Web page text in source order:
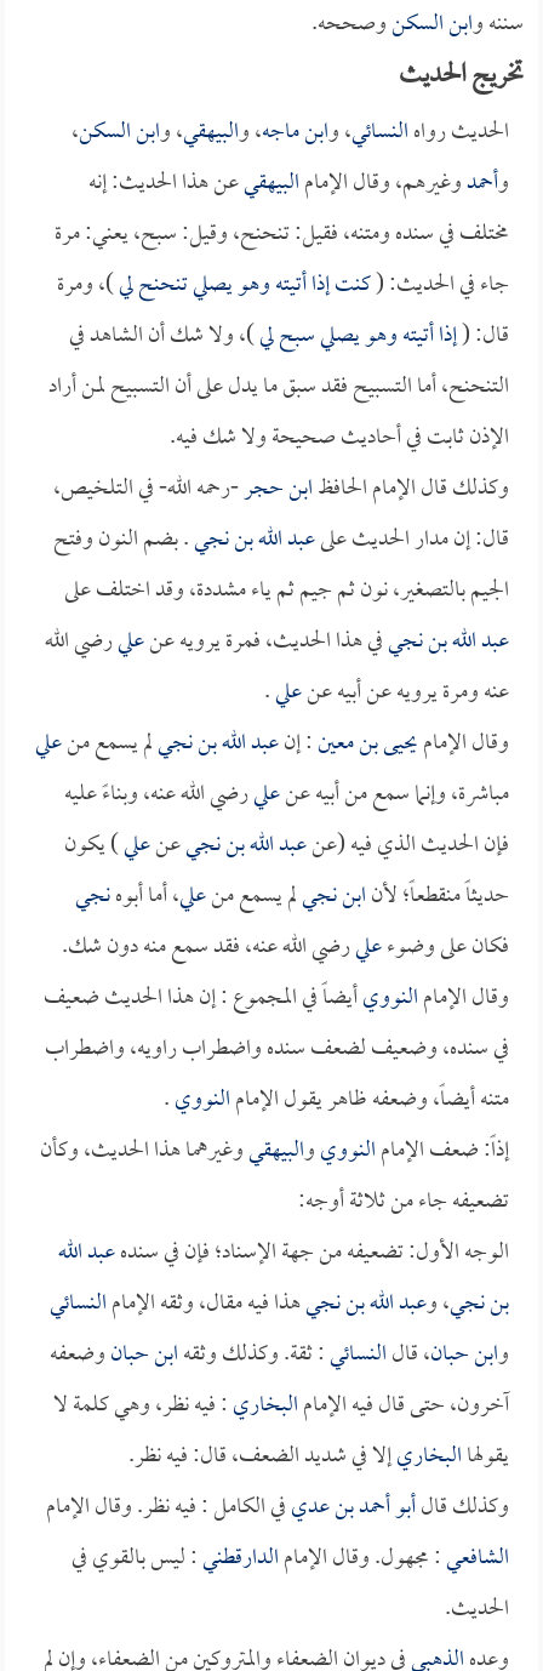
سننه وابن السكنوصححه.
تخريج الحديث
الحديث رواهالنسائي، وابن ماجه، والبيهقي، وابن السكن،
وأحمدوغيرهم، وقال الإمامالبيهقيعن هذا الحديث: إنه
مختلف في سنده ومتنه، فقيل: تنحنح، وقيل: سبح، يعني: مرة
جاء في الحديث: (كنت إذا أتيته وهو يصلي تنحنح لي)، ومرة
قال: (إذا أتيته وهو يصلي سبح لي)، ولا شك أن الشاهد في
التنحنح، أما التسبيح فقد سبق ما يدل على أن التسبيح لمن أراد
الإذن ثابت في أحاديث صحيحة ولا شك فيه.
وكذلك قال الإمام الحافظابن حجر-رحمه الله- في التلخيص،
قال: إن مدار الحديث علىعبد الله بن نجي. بضم النون وفتح
الجيم بالتصغير، نون ثم جيم ثم ياء مشددة، وقد اختلف على
عبد الله بن نجيفي هذا الحديث، فمرة يرويه عنعليرضي الله
عنه ومرة يرويه عن أبيه عنعلي.
وقال الإماميحيى بن معين: إنعبد الله بن نجيلم يسمع منعلي
مباشرة، وإنما سمع من أبيه عنعليرضي الله عنه، وبناءً عليه
فإن الحديث الذي فيه (عنعبد الله بن نجيعنعلي) يكون
حديثاً منقطعاً؛ لأنابن نجيلم يسمع منعلي، أما أبوهنجي
فكان على وضوءعليرضي الله عنه، فقد سمع منه دون شك.
وقال الإمامالنوويأيضاً في المجموع : إن هذا الحديث ضعيف
في سنده، وضعيف لضعف سنده واضطراب راويه، واضطراب
متنه أيضاً، وضعفه ظاهر يقول الإمامالنووي.
إذاً: ضعف الإمامالنوويوالبيهقيوغيرهما هذا الحديث، وكأن
تضعيفه جاء من ثلاثة أوجه:
الوجه الأول: تضعيفه من جهة الإسناد؛ فإن في سندهعبد الله
بن نجي، وعبد الله بن نجيهذا فيه مقال، وثقه الإمامالنسائي
وابن حبان، قالالنسائي: ثقة. وكذلك وثقهابن حبانوضعفه
آخرون، حتى قال فيه الإمامالبخاري: فيه نظر، وهي كلمة لا
يقولهاالبخاريإلا في شديد الضعف، قال: فيه نظر.
وكذلك قالأبو أحمد بن عديفي الكامل : فيه نظر. وقال الإمام
الشافعي: مجهول. وقال الإمامالدارقطني: ليس بالقوي في
الحديث.
وعدهالذهبيفي ديوان الضعفاء والمتروكين من الضعفاء، وإن لم